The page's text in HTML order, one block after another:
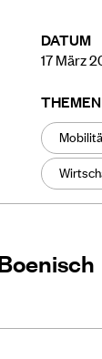
DATUM
17 März
THEMEN